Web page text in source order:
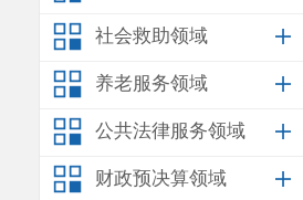
社会救助领域
养老服务领域
公共法律服务领域
财政预决算领域